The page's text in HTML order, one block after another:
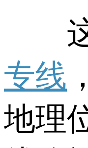
这
专线
地理